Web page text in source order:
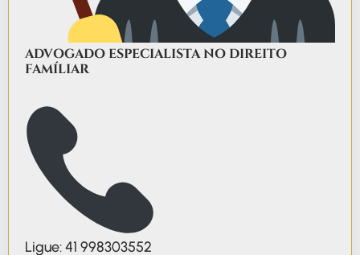
ADVOGADO ESPECIALISTA NO DIREITO
FAMÍLIAR
Ligue: 41 998303552